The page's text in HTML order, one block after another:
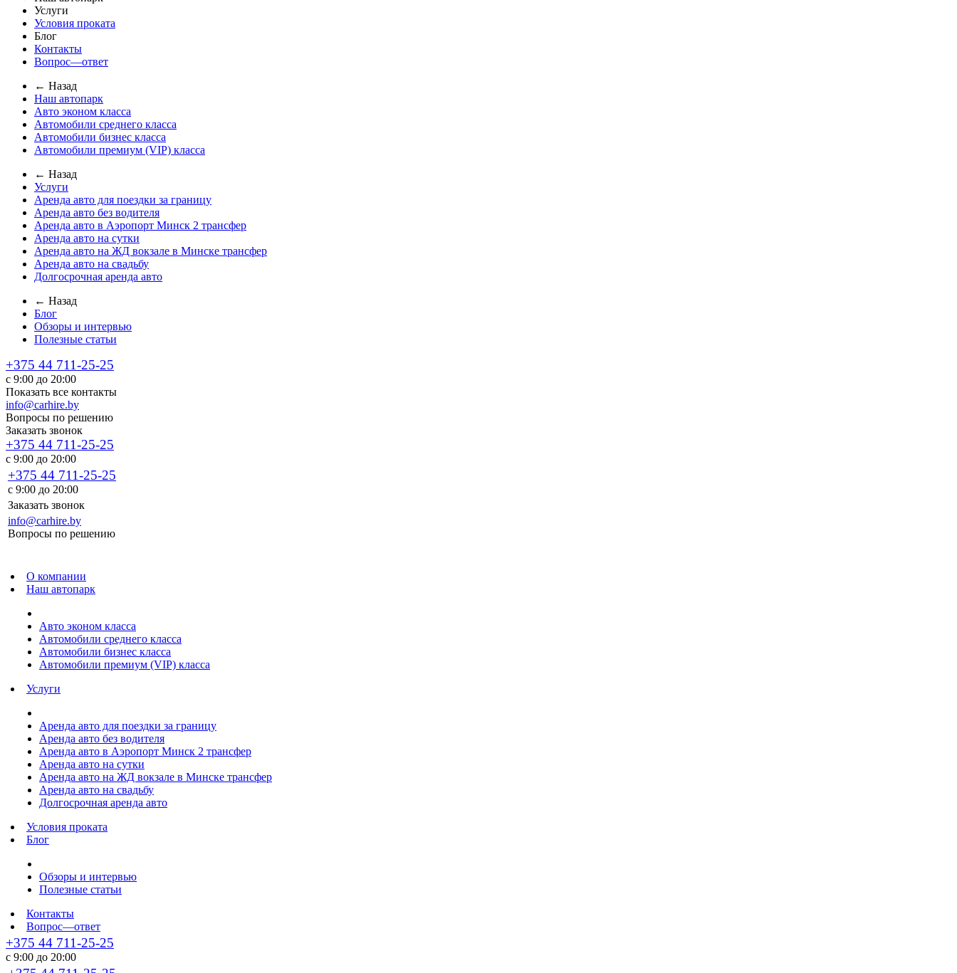
Услуги
Условия проката
Блог
Контакты
Вопрос—ответ
← Назад
Наш автопарк
Авто эконом класса
Автомобили среднего класса
Автомобили бизнес класса
Автомобили премиум (VIP) класса
← Назад
Услуги
Аренда авто для поездки за границу
Аренда авто без водителя
Аренда авто в Аэропорт Минск 2 трансфер
Аренда авто на сутки
Аренда авто на ЖД вокзале в Минске трансфер
Аренда авто на свадьбу
Долгосрочная аренда авто
← Назад
Блог
Обзоры и интервью
Полезные статьи
+375 44 711-25-25
с 9:00 до 20:00
Показать все контакты
info@carhire.by
Вопросы по решению
Заказать звонок
+375 44 711-25-25
с 9:00 до 20:00
+375 44 711-25-25
с 9:00 до 20:00
Заказать звонок
info@carhire.by
Вопросы по решению
О компании
Наш автопарк
Авто эконом класса
Автомобили среднего класса
Автомобили бизнес класса
Автомобили премиум (VIP) класса
Услуги
Аренда авто для поездки за границу
Аренда авто без водителя
Аренда авто в Аэропорт Минск 2 трансфер
Аренда авто на сутки
Аренда авто на ЖД вокзале в Минске трансфер
Аренда авто на свадьбу
Долгосрочная аренда авто
Условия проката
Блог
Обзоры и интервью
Полезные статьи
Контакты
Вопрос—ответ
+375 44 711-25-25
с 9:00 до 20:00